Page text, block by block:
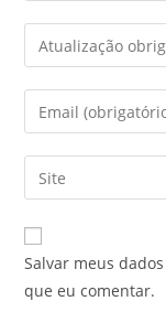
Salvar meus
que eu comentar.